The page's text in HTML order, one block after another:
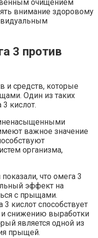
очищением
внимание здоровому
3 против
и средств, которые
Один из таких
кислот.
важное значение
организма,
что омега 3
эффект на
с прыщами.
3 кислот способствует
снижению выработки
является одной из
прыщей.